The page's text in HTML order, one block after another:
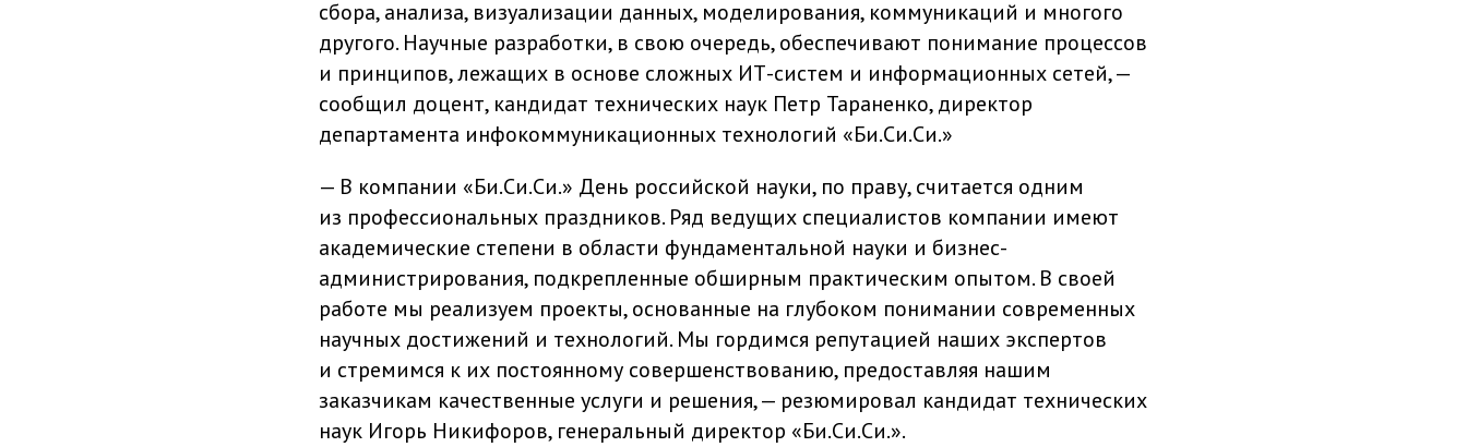
сбора, анализа, визуализации данных, моделирования, коммуникаций и многого
другого. Научные разработки, в свою очередь, обеспечивают понимание процессов
и принципов, лежащих в основе сложных ИТ-систем и информационных сетей, —
сообщил доцент, кандидат технических наук Петр Тараненко, директор
департамента инфокоммуникационных технологий «Би.Си.Си.»
— В компании «Би.Си.Си.» День российской науки, по праву, считается одним
из профессиональных праздников. Ряд ведущих специалистов компании имеют
академические степени в области фундаментальной науки и бизнес-
администрирования, подкрепленные обширным практическим опытом. В своей
работе мы реализуем проекты, основанные на глубоком понимании современных
научных достижений и технологий. Мы гордимся репутацией наших экспертов
и стремимся к их постоянному совершенствованию, предоставляя нашим
заказчикам качественные услуги и решения, — резюмировал кандидат технических
наук Игорь Никифоров, генеральный директор «Би.Си.Си.».